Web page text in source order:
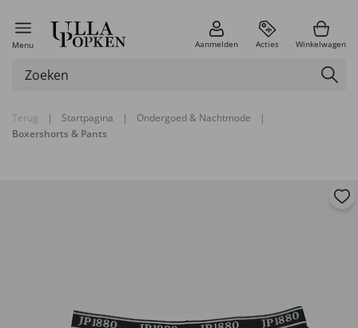
Menu Aanmelden Acties Winkelwagen
Terug | Startpagina | Ondergoed & Nachtmode
|
Boxershorts & Pants